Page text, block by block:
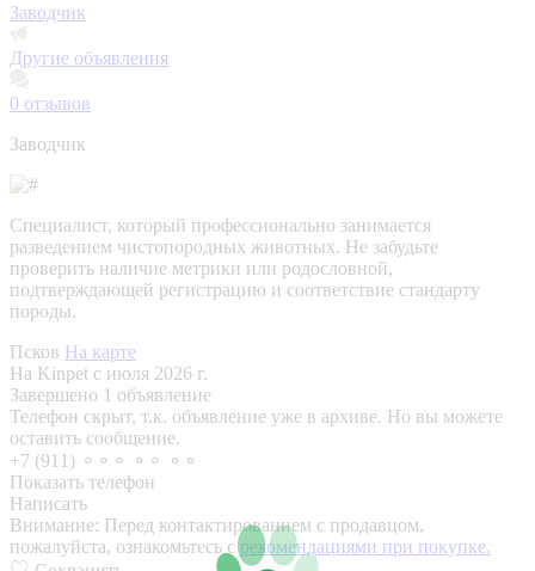
Заводчик
Другие объявления
0 отзывов
Заводчик
Специалист, который профессионально занимается
разведением чистопородных животных. Не забудьте
проверить наличие метрики или родословной,
подтверждающей регистрацию и соответствие стандарту
породы.
Псков На карте
На Kinpet c июля 2026 г.
Завершено 1 объявление
Телефон скрыт, т.к. объявление уже в архиве. Но вы можете
оставить сообщение.
+7 (911) ⚬⚬⚬ ⚬⚬ ⚬⚬
Показать телефон
Написать
Внимание: Перед контактированием с продавцом,
пожалуйста, ознакомьтесь срекомендациями при покупке.